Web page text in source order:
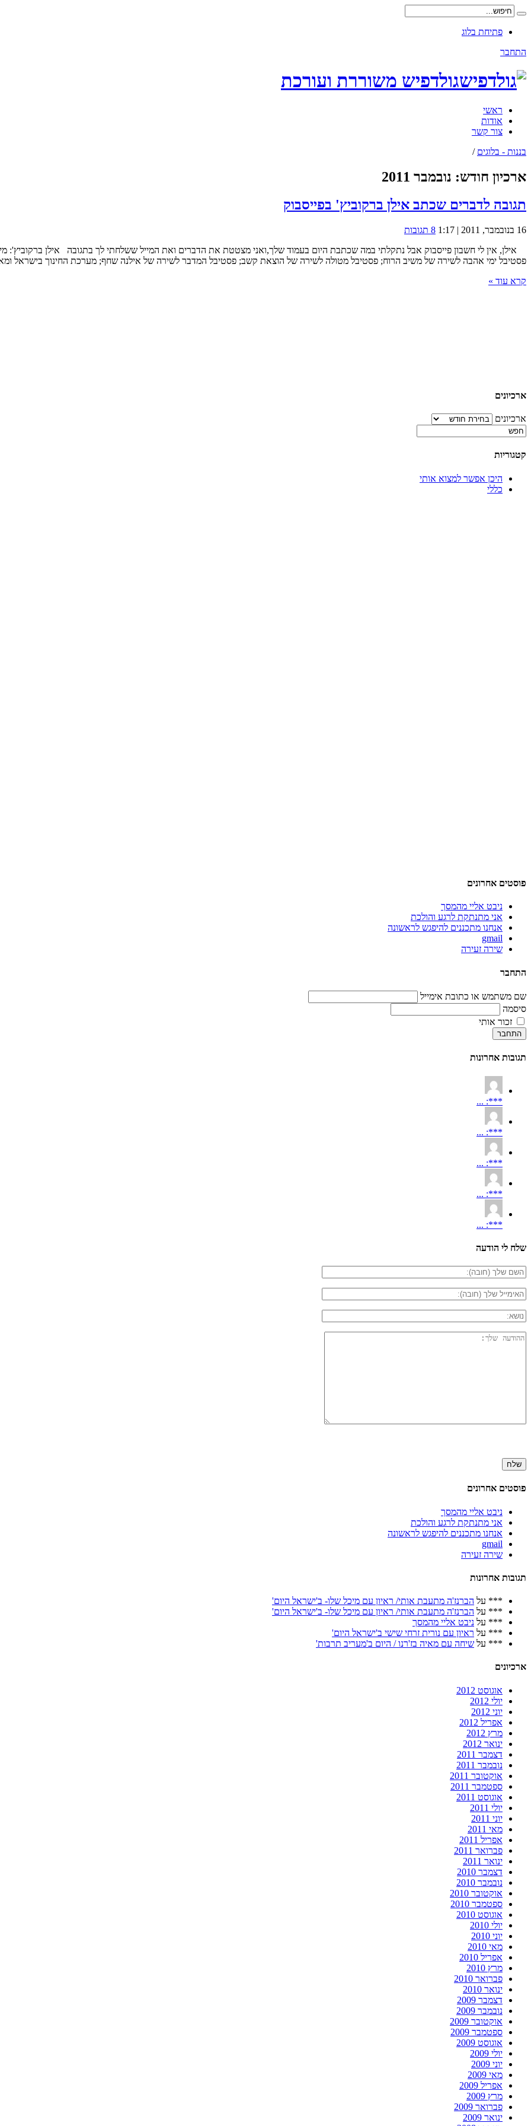
פתיחת בלוג
התחבר
גולדפיש משוררת ועורכת
ראשי
אודות
צור קשר
בננות - בלוגים /
ארכיון חודש: נובמבר 2011
תגובה לדברים שכתב אילן ברקוביץ' בפייסבוק
16 בנובמבר, 2011 | 1:17
8 תגובות
אילן, אין לי חשבון פייסבוק אבל נתקלתי במה שכתבת היום בעמוד שלך,ואני מצטטת את הדברים ואת המייל ששלחתי לך בתגובה אילן
פסטיבל ימי אהבה לשירה של משיב הרוח; פסטיבל מטולה לשירה של הוצאת קשב; פסטיבל המדבר לשירה של אילנה שחף; מערכת החינוך בישראל
קרא עוד »
ארכיונים
ארכיונים
קטגוריות
היכן אפשר למצוא אותי
כללי
פוסטים אחרונים
ניבט אליי מהמסך
אני מתנתקת לרגע והולכת
אנחנו מתכננים להיפגש לראשונה
gmail
שירה זעירה
התחבר
שם משתמש או כתובת אימייל
סיסמה
זכור אותי
התחבר
תגובות אחרונות
***: ...
***: ...
***: ...
***: ...
***: ...
שלח לי הודעה
פוסטים אחרונים
ניבט אליי מהמסך
אני מתנתקת לרגע והולכת
אנחנו מתכננים להיפגש לראשונה
gmail
שירה זעירה
תגובות אחרונות
*** על הברנז'ה מתעבת אותי/ ראיון עם מיכל שלו- ב'ישראל היום'
*** על הברנז'ה מתעבת אותי/ ראיון עם מיכל שלו- ב'ישראל היום'
*** על ניבט אליי מהמסך
*** על ראיון עם נורית זרחי שישי ב'ישראל היום'
*** על שיחה עם מאיה בז'רנו / היום ב'מעריב תרבות'
ארכיונים
אוגוסט 2012
יולי 2012
יוני 2012
אפריל 2012
מרץ 2012
ינואר 2012
דצמבר 2011
נובמבר 2011
אוקטובר 2011
ספטמבר 2011
אוגוסט 2011
יולי 2011
יוני 2011
מאי 2011
אפריל 2011
פברואר 2011
ינואר 2011
דצמבר 2010
נובמבר 2010
אוקטובר 2010
ספטמבר 2010
אוגוסט 2010
יולי 2010
יוני 2010
מאי 2010
אפריל 2010
מרץ 2010
פברואר 2010
ינואר 2010
דצמבר 2009
נובמבר 2009
אוקטובר 2009
ספטמבר 2009
אוגוסט 2009
יולי 2009
יוני 2009
מאי 2009
אפריל 2009
מרץ 2009
פברואר 2009
ינואר 2009